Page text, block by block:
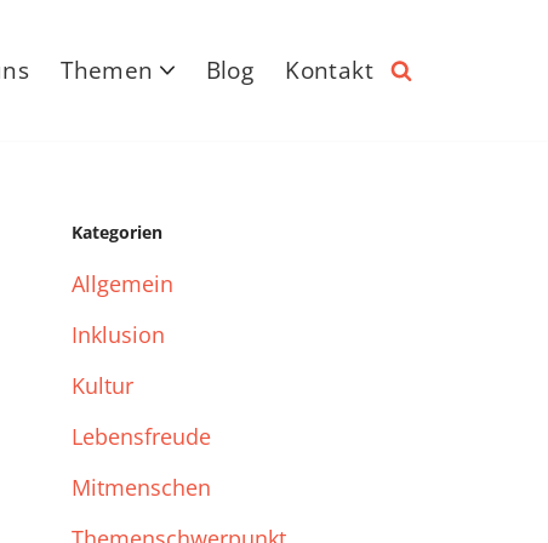
Themen Blog Kontakt
Kategorien
Allgemein
Inklusion
Kultur
Lebensfreude
Mitmenschen